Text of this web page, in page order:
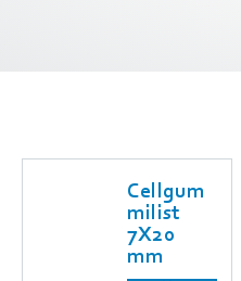
Cellgum
milist
7X20
mm